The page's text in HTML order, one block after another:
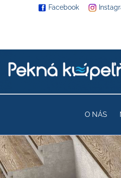
Facebook
O NÁS